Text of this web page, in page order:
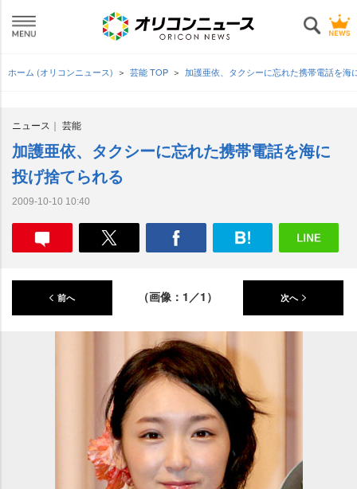
ホーム (オリコンニュース) 芸能 TOP 加護亜依、タクシーに忘れた携帯電話を海
ニュース 芸能
加護亜依、タクシーに忘れた携帯電話を海に
投げ捨てられる
2009-10-10 10:40
前へ （画像：1／1） 次へ